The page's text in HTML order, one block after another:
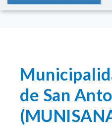
de San